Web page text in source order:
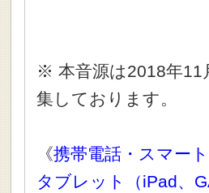
※ 本音源は2018年11
集しております。
《携帯電話・スマー
タブレット（iPad、